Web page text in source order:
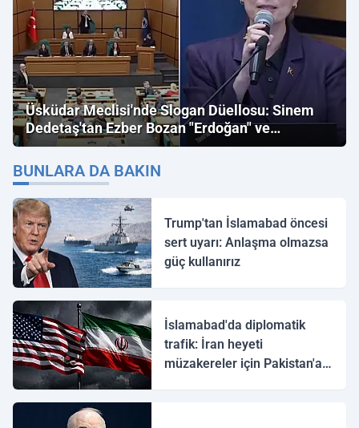
Üsküdar Meclisi'nde Slogan Düellosu: Sinem
Dedetaş'tan Ezber Bozan "Erdoğan" ve
"İmamoğlu" Çıkışı!
BUNLARA DA BAKIN
Trump'tan İslamabad öncesi
sert uyarı: Anlaşma olmazsa
güç kullanırız
İslamabad'da diplomatik
trafik: İran heyeti
müzakereler için Pakistan'a